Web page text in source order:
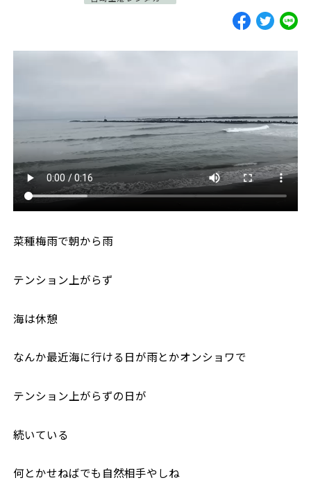
菜種梅雨で朝から雨
テンション上がらず
海は休憩
なんか最近海に行ける日が雨とかオンショワで
テンション上がらずの日が
続いている
何とかせねばでも自然相手やしね
INFORMATION
ブログ 貸渡約款 プライバシーポリシー
SNS